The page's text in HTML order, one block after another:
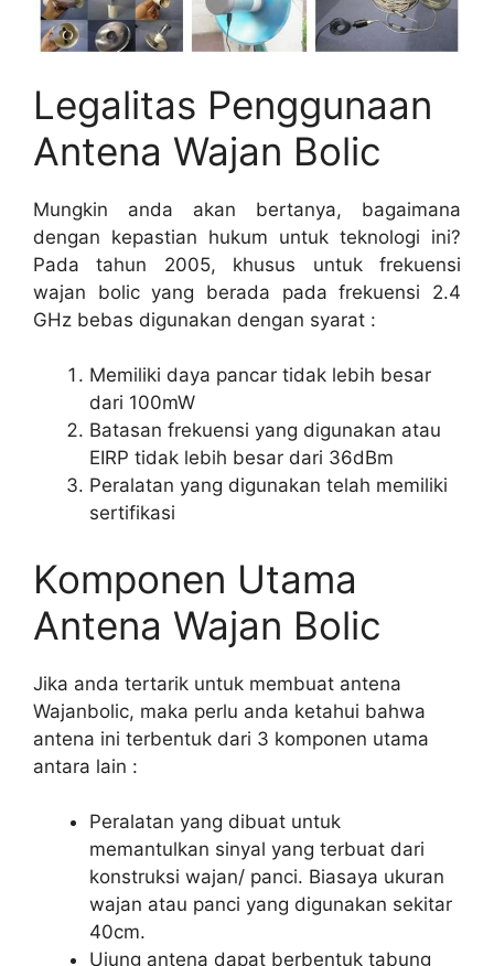
Legalitas Penggunaan
Antena Wajan Bolic
Mungkin anda akan bertanya, bagaimana
dengan kepastian hukum untuk teknologi ini?
Pada tahun 2005, khusus untuk frekuensi
wajan bolic yang berada pada frekuensi 2.4
GHz bebas digunakan dengan syarat :
Memiliki daya pancar tidak lebih besar
dari 100mW
Batasan frekuensi yang digunakan atau
EIRP tidak lebih besar dari 36dBm
Peralatan yang digunakan telah memiliki
sertifikasi
Komponen Utama
Antena Wajan Bolic
Jika anda tertarik untuk membuat antena
Wajanbolic, maka perlu anda ketahui bahwa
antena ini terbentuk dari 3 komponen utama
antara lain :
Peralatan yang dibuat untuk
memantulkan sinyal yang terbuat dari
konstruksi wajan/ panci. Biasaya ukuran
wajan atau panci yang digunakan sekitar
40cm.
Ujung antena dapat berbentuk tabung